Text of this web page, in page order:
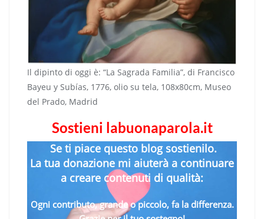
Il dipinto di oggi è: “La Sagrada Familia”, di Francisco
Bayeu y Subías, 1776, olio su tela, 108x80cm, Museo
del Prado, Madrid
Sostieni labuonaparola.it
Se ti piace questo blog sostienilo.
La tua donazione mi aiuterà a continuare
a creare contenuti di qualità:
Ogni contributo, grande o piccolo, fa la differenza.